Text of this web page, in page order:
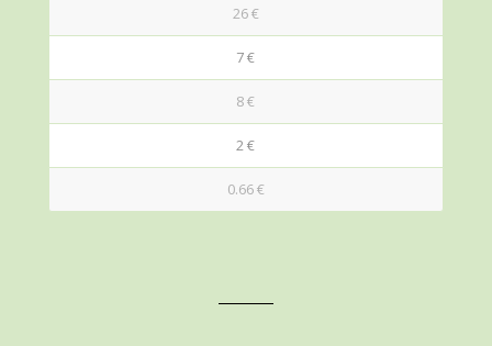
26 €
7 €
8 €
2 €
0.66 €